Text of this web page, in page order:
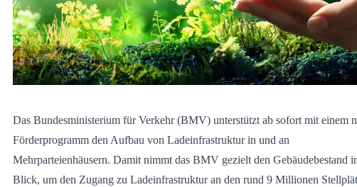
Das Bundesministerium für Verkehr (BMV) unterstützt ab sofort mit einem
Förderprogramm den Aufbau von Ladeinfrastruktur in und an
Mehrparteienhäusern. Damit nimmt das BMV gezielt den Gebäudebestand
Blick, um den Zugang zu Ladeinfrastruktur an den rund 9 Millionen